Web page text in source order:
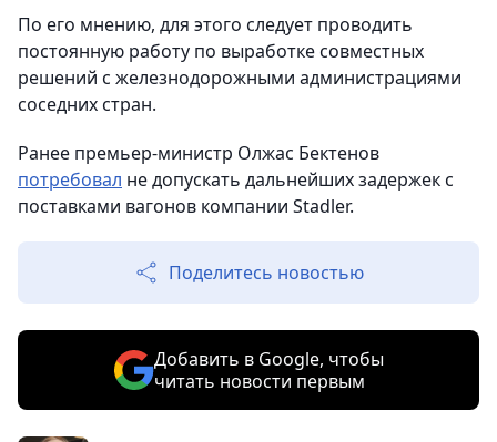
По его мнению, для этого следует проводить
постоянную работу по выработке совместных
решений с железнодорожными администрациями
соседних стран.
Ранее премьер-министр Олжас Бектенов
потребовал не допускать дальнейших задержек с
поставками вагонов компании Stadler.
Поделитесь новостью
Добавить в Google, чтобы
читать новости первым